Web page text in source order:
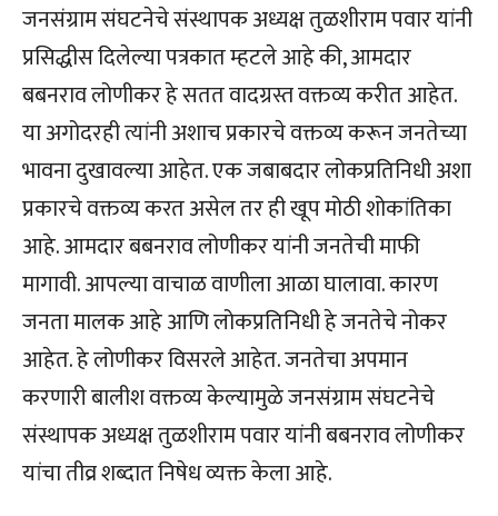
जनसंग्राम संघटनेचे संस्थापक अध्यक्ष तुळशीराम पवार यांनी
प्रसिद्धीस दिलेल्या पत्रकात म्हटले आहे की, आमदार
बबनराव लोणीकर हे सतत वादग्रस्त वक्तव्य करीत आहेत.
या अगोदरही त्यांनी अशाच प्रकारचे वक्तव्य करून जनतेच्या
भावना दुखावल्या आहेत. एक जबाबदार लोकप्रतिनिधी अशा
प्रकारचे वक्तव्य करत असेल तर ही खूप मोठी शोकांतिका
आहे. आमदार बबनराव लोणीकर यांनी जनतेची माफी
मागावी. आपल्या वाचाळ वाणीला आळा घालावा. कारण
जनता मालक आहे आणि लोकप्रतिनिधी हे जनतेचे नोकर
आहेत. हे लोणीकर विसरले आहेत. जनतेचा अपमान
करणारी बालीश वक्तव्य केल्यामुळे जनसंग्राम संघटनेचे
संस्थापक अध्यक्ष तुळशीराम पवार यांनी बबनराव लोणीकर
यांचा तीव्र शब्दात निषेध व्यक्त केला आहे.